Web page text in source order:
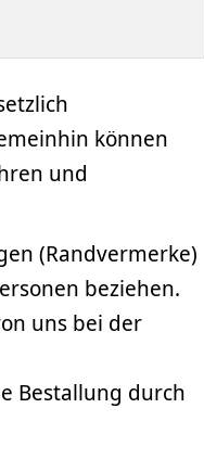
können
und
(Randvermerke)
beziehen.
uns bei der
Bestallung durch